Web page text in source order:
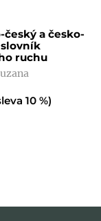
a česko-
ruchu
10 %)